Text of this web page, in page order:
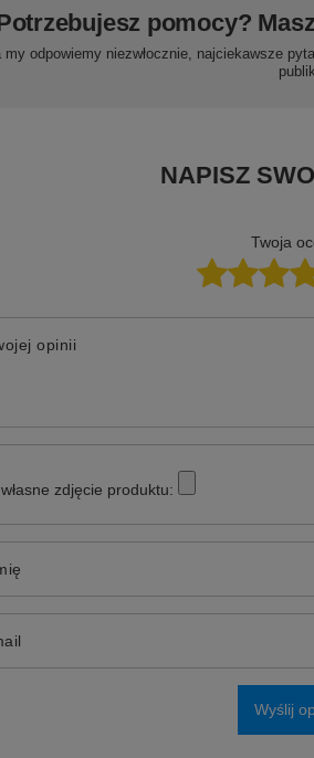
pomocy?
my odpowiemy niezwłocznie, najciekawsze
NAPISZ
Twoja
opinii
zdjęcie produktu:
Wyślij